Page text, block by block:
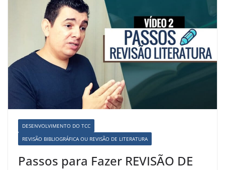
DESENVOLVIMENTO DO TCC
REVISÃO BIBLIOGRÁFICA OU REVISÃO DE LITERATURA
Passos para Fazer REVISÃO DE